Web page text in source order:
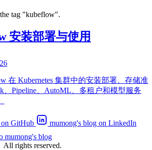
tag "kubeflow".
安装部署与使用
在 Kubernetes 集群中的安装部署、存储准
、Pipeline、AutoML、多租户和模型服务
GitHub
mumong's blog on LinkedIn
mumong's blog
All rights reserved.